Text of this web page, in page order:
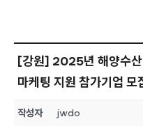
[강원] 2025년 해양수산
마케팅 지원 참가기업 모
작성자 jwdo